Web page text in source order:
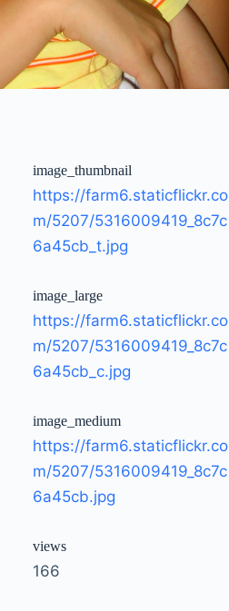
image_thumbnail
https://farm6.staticflickr.co
m/5207/5316009419_8c7c
6a45cb_t.jpg
image_large
https://farm6.staticflickr.co
m/5207/5316009419_8c7c
6a45cb_c.jpg
image_medium
https://farm6.staticflickr.co
m/5207/5316009419_8c7c
6a45cb.jpg
views
166